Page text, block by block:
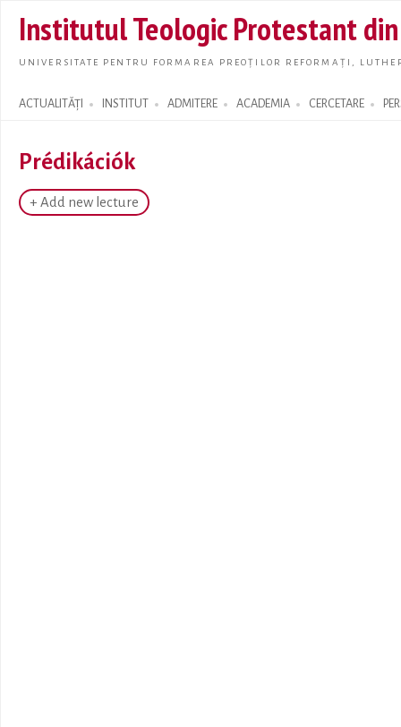
main
Institutul Teologic Protestant
UNIVERSITATE PENTRU FORMAREA PREOȚILOR REFORMAȚI,
ACTUALITĂȚI INSTITUT ADMITERE ACADEMIA CERCETARE
Search form
Prédikációk
+ Add new lecture